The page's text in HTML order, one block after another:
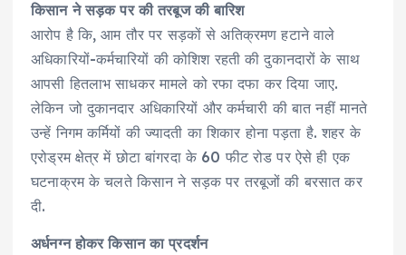
किसान ने सड़क पर की तरबूज की बारिश
आरोप है कि, आम तौर पर सड़कों से अतिक्रमण हटाने वाले
अधिकारियों-कर्मचारियों की कोशिश रहती की दुकानदारों के साथ
आपसी हितलाभ साधकर मामले को रफा दफा कर दिया जाए.
लेकिन जो दुकानदार अधिकारियों और कर्मचारी की बात नहीं मानते
उन्हें निगम कर्मियों की ज्यादती का शिकार होना पड़ता है. शहर के
एरोड्रम क्षेत्र में छोटा बांगरदा के 60 फीट रोड पर ऐसे ही एक
घटनाक्रम के चलते किसान ने सड़क पर तरबूजों की बरसात कर
दी.
अर्धनग्न होकर किसान का प्रदर्शन